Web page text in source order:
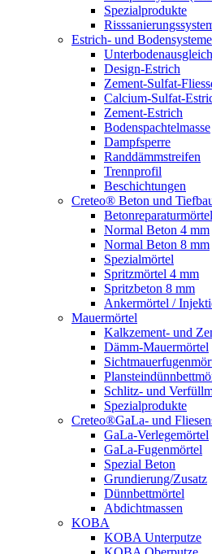
Spezialprodukte
Estrich- und Bodensysteme
Unterbodenausgleich
Design-Estrich
Zement-Sulfat-
Calcium-Sulfat-
Zement-Estrich
Bodenspachtelmasse
Dampfsperre
Randdämmstreifen
Trennprofil
Beschichtungen
Creteo® Beton und
Betonreparaturmörtel
Normal Beton 4 mm
Normal Beton 8 mm
Spezialmörtel
Spritzmörtel 4 mm
Spritzbeton 8 mm
Ankermörtel /
Mauermörtel
Kalkzement- und
Dämm-Mauermörtel
Schlitz- und
Spezialprodukte
Creteo®GaLa- und
GaLa-Verlegemörtel
GaLa-Fugenmörtel
Spezial Beton
Grundierung/Zusatz
Dünnbettmörtel
Abdichtmassen
KOBA
KOBA Unterputze